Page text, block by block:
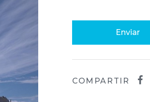
Enviar
COMPARTIR